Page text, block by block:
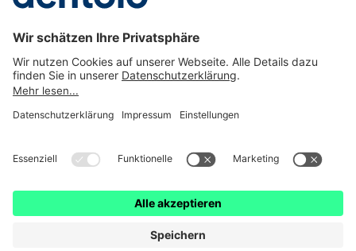
Gesetzl. Erstinformation Impressum
Datenschutz
Barrierefreiheit
Cookie Einstellungen
dentolo ist eine Marke der © getolo GmbH